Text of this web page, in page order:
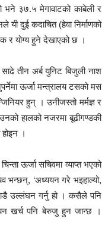
भने ३७.५ मेगावाटको काबेली र
दुई कदाचित (हेवा निर्माणको
र योग्य हुने देखाएको छ ।
तीन अर्ब युनिट बिजुली नाश
ऊर्जा मन्त्रालय टसको मस
हुन् । उनीजस्तो मर्मज्ञ र
हालको नजरमा बूढीगण्डकी
।
ऊर्जा सचिवमा व्याप्त भएको
भन्छन्, ‘अध्ययन गरे भइहाल्यो,
उल्लंघन गर्नु हो । कसैले पनि
खर्च पनि बेरुजु हुन जान्छ ।